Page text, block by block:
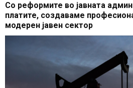
Со реформите во јавната
платите, создаваме
модерен јавен сектор